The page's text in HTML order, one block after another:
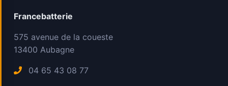
Francebatterie
575 avenue de la coueste
13400 Aubagne
04 65 43 08 77